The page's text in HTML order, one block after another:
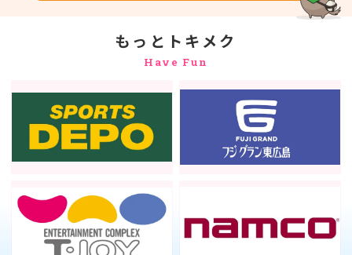
もっとトキメク
Have Fun